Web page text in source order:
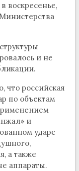
воскресенье,
и не
что российская
по объектам
и
ударе
а также
аппараты.